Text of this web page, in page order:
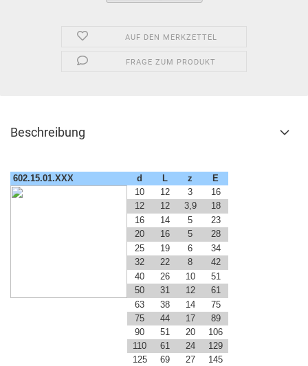
AUF DEN MERKZETTEL
FRAGE ZUM PRODUKT
Beschreibung
602.15.01.XXX d L z
E
10
12 3
16
12
12 3,9
18
16
14 5
23
20
16 5
28
25
19 6
34
32
22 8
42
40
26 10
51
50
31 12
61
63
38 14
75
75
44 17
89
90
51 20
106
110
61 24
129
125
69 27
145